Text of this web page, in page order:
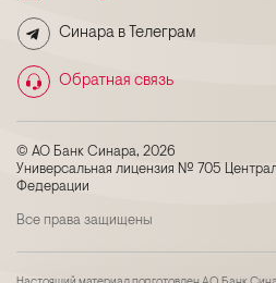
© АО Банк Синара, 2026
Универсальная лицензия № 705
Федерации
Все права защищены
Синара в Телеграм
Обратная связь